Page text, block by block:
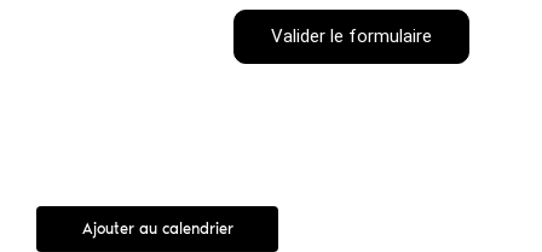
Ajouter au calendrier